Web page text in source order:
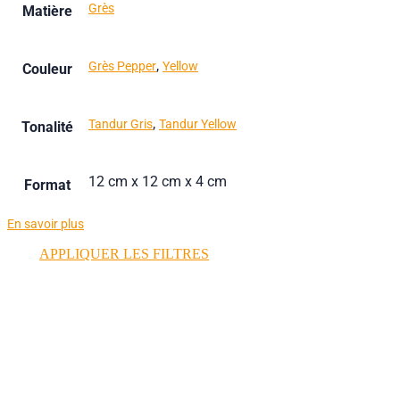
Matière Grès
Couleur Grès Pepper, Yellow
Tonalité Tandur Gris, Tandur Yellow
Format 12 cm x 12 cm x 4 cm
En savoir plus
APPLIQUER LES FILTRES